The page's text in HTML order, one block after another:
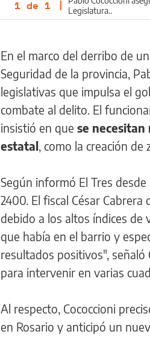
1 de 1 |
Legislatura..
En el marco del derribo de
Seguridad de la provincia,
legislativas que impulsa el
combate al delito. El
insistió en que se
estatal, como la creación de
Según informó El Tres
2400. El fiscal César
debido a los altos índices de
que había en el barrio y
resultados positivos",
para intervenir en varias
Al respecto, Cococcioni
en Rosario y anticipó un